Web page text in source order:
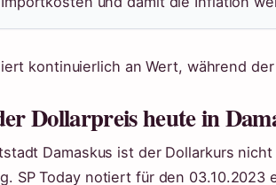
kontinuierlich an Wert, während
Dollarpreis heute in
Damaskus ist der Dollarkurs
SP Today notiert für den 03.10.2023